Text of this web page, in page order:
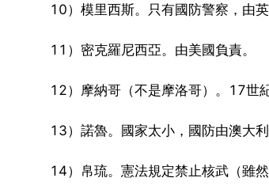
10）模里西斯。只有國防警察，由英
11）密克羅尼西亞。由美國負責。
12）摩納哥（不是摩洛哥）。17世
13）諾魯。國家太小，國防由澳大利
14）帛琉。憲法規定禁止核武（雖